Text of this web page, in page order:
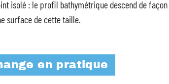
isolé : le profil bathymétrique descend de façon
surface de cette taille.
en pratique